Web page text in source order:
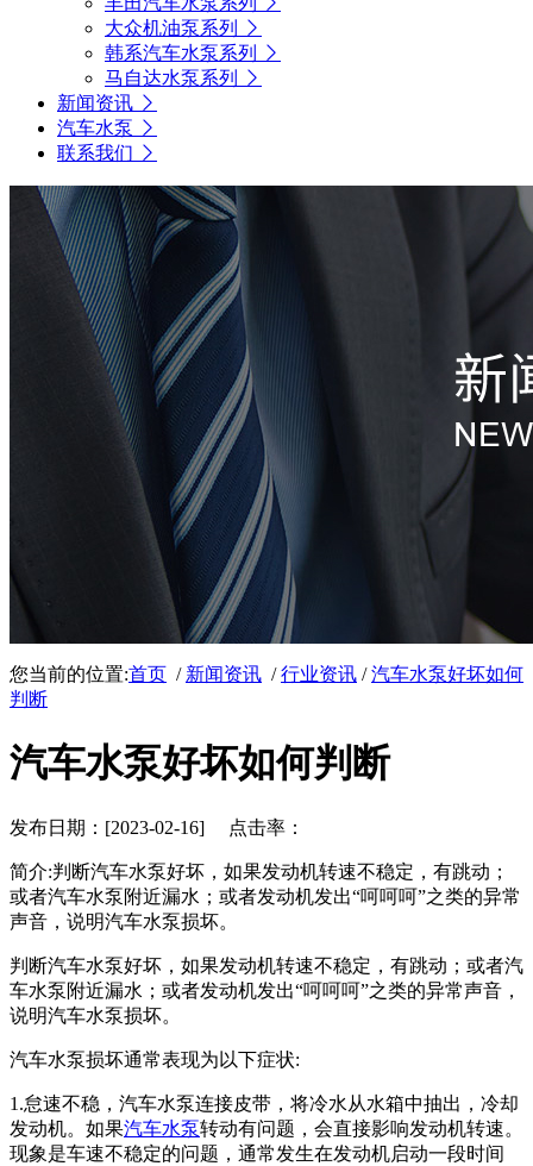
大众机油泵系列
韩系汽车水泵系列
马自达水泵系列
新闻资讯
汽车水泵
联系我们
您当前的位置:首页 / 新闻资讯 /行业资讯 /汽车水泵好坏如何
判断
汽车水泵好坏如何判断
发布日期：[2023-02-16] 点击率：
简介:​判断汽车水泵好坏，如果发动机转速不稳定，有跳动；
或者汽车水泵附近漏水；或者发动机发出“呵呵呵”之类的异常
声音，说明汽车水泵损坏。
判断汽车水泵好坏，如果发动机转速不稳定，有跳动；或者汽
车水泵附近漏水；或者发动机发出“呵呵呵”之类的异常声音，
说明汽车水泵损坏。
汽车水泵损坏通常表现为以下症状:
1.怠速不稳，汽车水泵连接皮带，将冷水从水箱中抽出，冷却
发动机。如果汽车水泵转动有问题，会直接影响发动机转速。
现象是车速不稳定的问题，通常发生在发动机启动一段时间